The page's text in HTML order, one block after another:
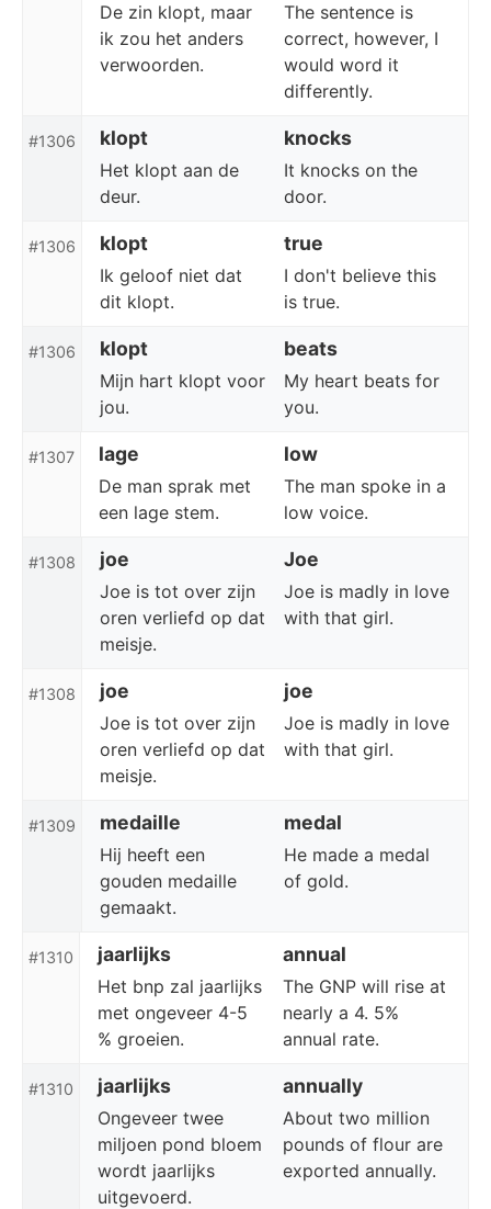
De zin klopt, maar
ik zou het anders
verwoorden.
The sentence is
correct, however, I
would word it
differently.
#1306 klopt knocks
Het klopt aan de
deur.
It knocks on the
door.
#1306 klopt true
Ik geloof niet dat
dit klopt.
I don't believe this
is true.
#1306 klopt beats
Mijn hart klopt voor
jou.
My heart beats for
you.
#1307 lage low
De man sprak met
een lage stem.
The man spoke in a
low voice.
#1308 joe Joe
Joe is tot over zijn
oren verliefd op dat
meisje.
Joe is madly in love
with that girl.
#1308 joe joe
Joe is tot over zijn
oren verliefd op dat
meisje.
Joe is madly in love
with that girl.
#1309 medaille medal
Hij heeft een
gouden medaille
gemaakt.
He made a medal
of gold.
#1310 jaarlijks annual
Het bnp zal jaarlijks
met ongeveer 4-5
% groeien.
The GNP will rise at
nearly a 4. 5%
annual rate.
#1310 jaarlijks annually
Ongeveer twee
miljoen pond bloem
wordt jaarlijks
uitgevoerd.
About two million
pounds of flour are
exported annually.